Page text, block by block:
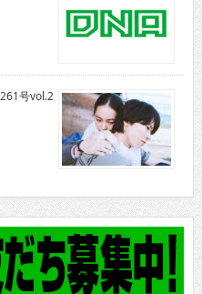
号vol.2